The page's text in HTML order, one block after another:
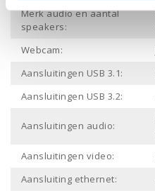
Merk audio en aantal
speakers:
Webcam:
Aansluitingen USB 3.1:
Aansluitingen USB 3.2:
Aansluitingen audio:
Aansluitingen video:
Aansluiting ethernet: